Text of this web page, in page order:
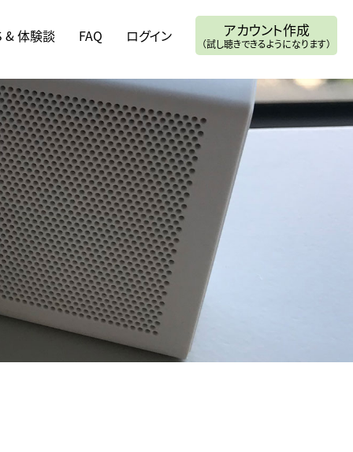
& 体験談 FAQ ログイン アカウント作成
（試し聴きできるようになります）